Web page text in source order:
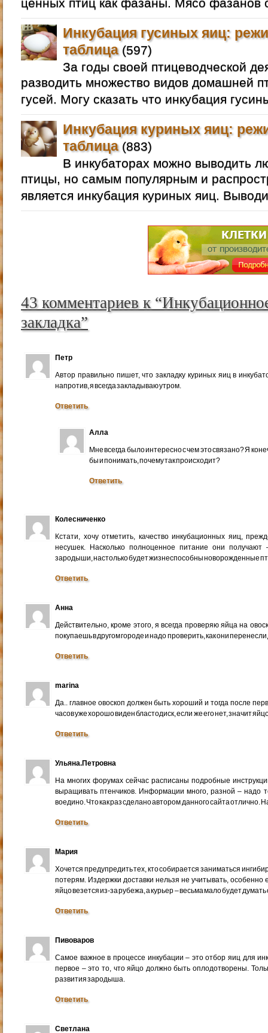
ценных птиц как фазаны. Мясо фазанов
Инкубация гусиных яиц:
таблица(597)
За годы своей птицеводческой
разводить множество видов домашней
гусей. Могу сказать что инкубация
Инкубация куриных яиц:
таблица(883)
В инкубаторах можно выводить
птицы, но самым популярным и
является инкубация куриных яиц.
43 комментариев к
закладка”
Петр
Автор правильно пишет, что закладку куриных яиц в
напротив, я всегда закладываю утром.
Ответить
Алла
Мне всегда было интересно с чем это связано? Я
бы и понимать, почему так происходит?
Ответить
Колесниченко
Кстати, хочу отметить, качество инкубационных яиц,
несушек. Насколько полноценное питание они получают
зародыши, настолько будет жизнеспособны новорожденные
Ответить
Анна
Действительно, кроме этого, я всегда проверяю яйца на
покупаешь в другом городе и надо проверить, как они перенесли
Ответить
marina
Да.. главное овоскоп должен быть хороший и тогда после
часов уже хорошо виден бластодиск, если же его нет, значит
Ответить
Ульяна.Петровна
На многих форумах сейчас расписаны подробные
выращивать птенчиков. Информации много, разной – надо
воедино. Что как раз сделано автором данного сайта
Ответить
Мария
Хочется предупредить тех, кто собирается заниматься
потерям. Издержки доставки нельзя не учитывать, особенно
яйцо везется из-за рубежа, а курьер – весьма мало будет
Ответить
Пивоваров
Самое важное в процессе инкубации – это отбор яиц для
первое – это то, что яйцо должно быть оплодотворены.
развития зародыша.
Ответить
Светлана